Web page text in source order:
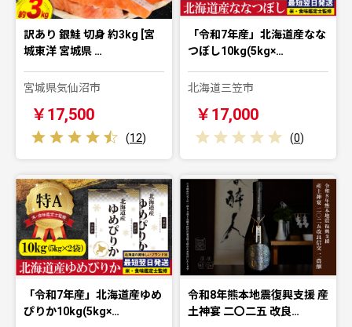
訳あり 銀鮭 切身 約3kg [宮
城東洋 宮城県 …
宮城県気仙沼市
￥17,500
(12)
「令和7年産」北海道産なな
つぼし10kg(5kg×…
北海道三笠市
￥17,000
(0)
「令和7年産」北海道産ゆめ
ぴりか10kg(5kg×…
令和8年熊本地震復興支援 産
土神宴 二〇二五 改良…